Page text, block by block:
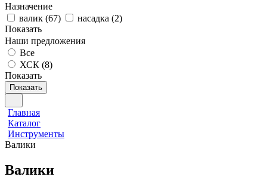
Назначение
валик (67) насадка (2)
Показать
Наши предложения
Все
ХСК (8)
Показать
Показать
Главная
Каталог
Инструменты
Валики
Валики